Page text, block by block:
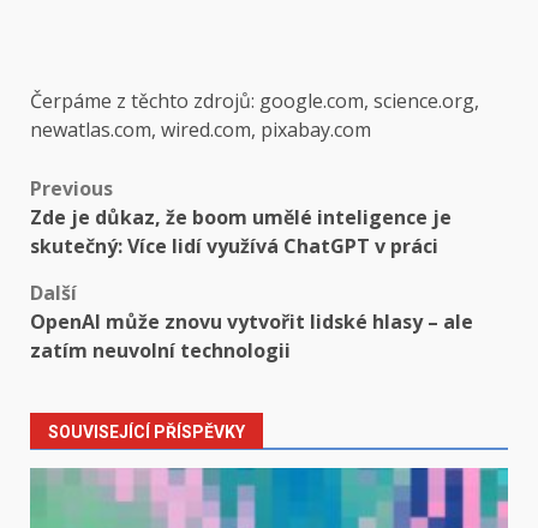
Čerpáme z těchto zdrojů: google.com, science.org,
newatlas.com, wired.com, pixabay.com
Post
navigation
Previous
Zde je důkaz, že boom umělé inteligence je
skutečný: Více lidí využívá ChatGPT v práci
Další
OpenAI může znovu vytvořit lidské hlasy – ale
zatím neuvolní technologii
SOUVISEJÍCÍ PŘÍSPĚVKY